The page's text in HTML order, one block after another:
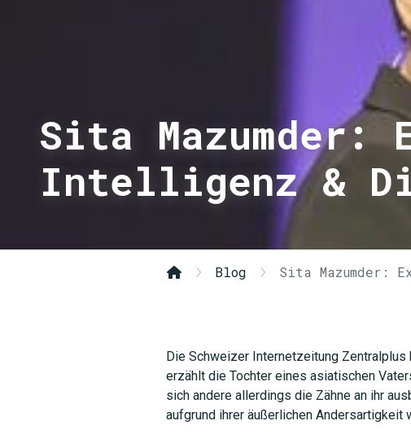
Sita
Intelligenz &
Blog Sita
Die Schweizer Internetzeitung
erzählt die Tochter eines asiatischen
sich andere allerdings die Zähne an ihr
aufgrund ihrer äußerlichen Andersartigkeit